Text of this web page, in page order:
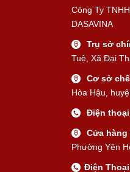
Công Ty
DASAVINA
Trụ sở
Tuệ, Xã Đại
Cơ sở
Hòa Hậu,
Điện
Cửa hàng
Phường Yên
Điện